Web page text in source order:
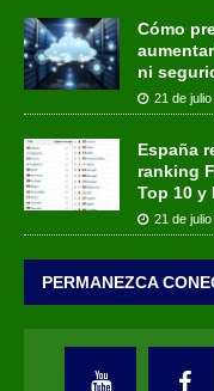
Cómo
ni
21 de
España
ranking
Top 10 y
21 de
PERMANEZCA